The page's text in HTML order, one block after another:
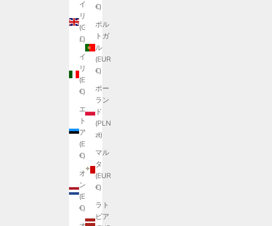
€)
ポル
トガ
ル
(EUR
€)
ポー
ラン
ド
(PLN
zł)
マル
タ
(EUR
€)
ラト
ビア
イギ
リス
(GBP
£)
イタ
リア
(EUR
€)
エス
トニ
ア
(EUR
€)
オラ
ンダ
(EUR
€)